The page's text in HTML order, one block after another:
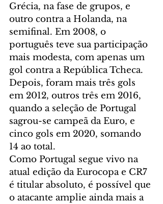
Grécia, na fase de grupos, e
outro contra a Holanda, na
semifinal. Em 2008, o
português teve sua participação
mais modesta, com apenas um
gol contra a República Tcheca.
Depois, foram mais três gols
em 2012, outros três em 2016,
quando a seleção de Portugal
sagrou-se campeã da Euro, e
cinco gols em 2020, somando
14 ao total.
Como Portugal segue vivo na
atual edição da Eurocopa e CR7
é titular absoluto, é possível que
o atacante amplie ainda mais a